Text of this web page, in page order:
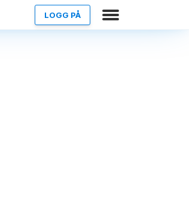
LOGG PÅ